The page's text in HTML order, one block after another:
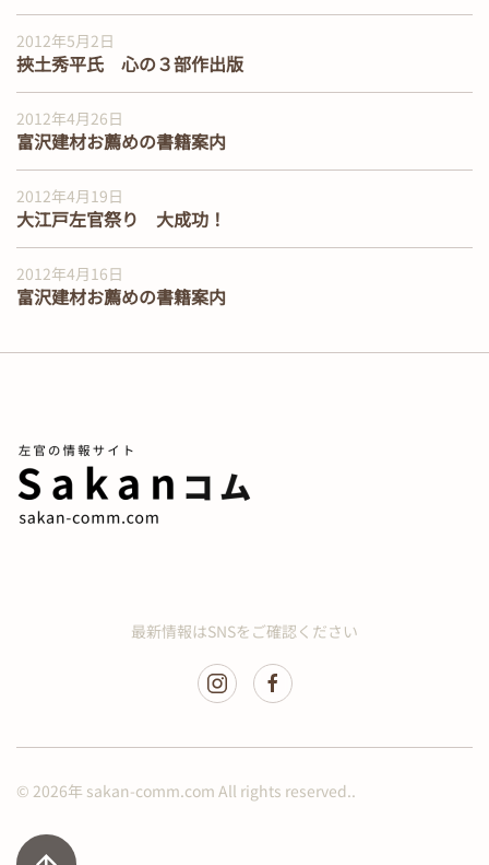
2012年5月2日
挾土秀平氏 心の３部作出版
2012年4月26日
富沢建材お薦めの書籍案内
2012年4月19日
大江戸左官祭り 大成功！
2012年4月16日
富沢建材お薦めの書籍案内
最新情報はSNSをご確認ください
© 2026年 sakan-comm.com All rights reserved..